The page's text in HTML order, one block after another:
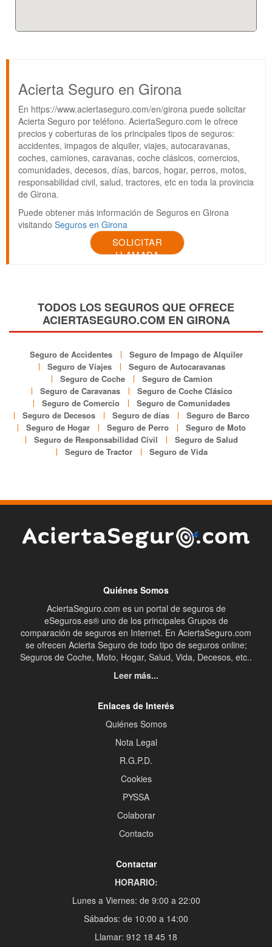
Acierta Seguro en Girona
En https://www.aciertaseguro.com/en/girona puede solicitar
Acierta Seguro por teléfono. AciertaSeguro.com le ofrece
precios y coberturas de los principales tipos de seguros:
accidentes, impagos de alquiler, viajes, autocaravanas,
coches, camiones, caravanas, coche clásicos, comercios,
comunidades, decesos, días, barcos, hogar, perros, motos,
responsabilidad civil, salud, tractores, etc en toda la provincia
de Girona.
Puede obtener más información de Seguros en Girona
visitando Seguros en Girona
SOLICITAR
LLAMADA
TODOS LOS SEGUROS QUE OFRECE
ACIERTASEGURO.COM EN GIRONA
Seguro de Accidentes
Seguro de Impago de Alquiler
Seguro de Viajes
Seguro de Autocaravanas
Seguro de Coche
Seguro de Camion
Seguro de Caravanas
Seguro de Coche Clásico
Seguro de Comercio
Seguro de Comunidades
Seguro de Decesos
Seguro de días
Seguro de Barco
Seguro de Hogar
Seguro de Perro
Seguro de Moto
Seguro de Responsabilidad Civil
Seguro de Salud
Seguro de Tractor
Seguro de Vida
Quiénes Somos
AciertaSeguro.com es un portal de seguros de
eSeguros.es® uno de los principales Grupos de
comparación de seguros en Internet. En AciertaSeguro.com
se ofrecen Acierta Seguro de todo tipo de seguros online;
Seguros de Coche, Moto, Hogar, Salud, Vida, Decesos, etc..
Leer más...
Enlaces de Interés
Quiénes Somos
Nota Legal
R.G.P.D.
Cookies
PYSSA
Colaborar
Contacto
Contactar
HORARIO:
Lunes a Viernes: de 9:00 a 22:00
Sábados: de 10:00 a 14:00
Llamar: 912 18 45 18